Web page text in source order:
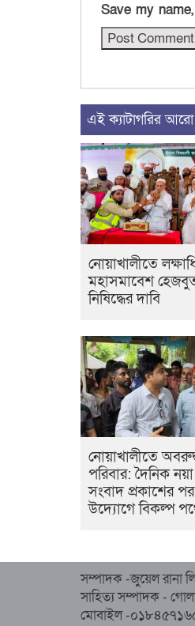
Save my
এই ক্যাটাগরির
নোয়াখালীতে
মহাসমাবেশ
নিষিদ্ধের দাবি
নোয়াখালীতে
পরিবার: দৈনিক
সংবাদ প্রকাশের
উদ্যোগে বিকল্প
সম্পাদক -জুয়েল রানা
সাহিত্য সম্পাদক -
মোবাইল -